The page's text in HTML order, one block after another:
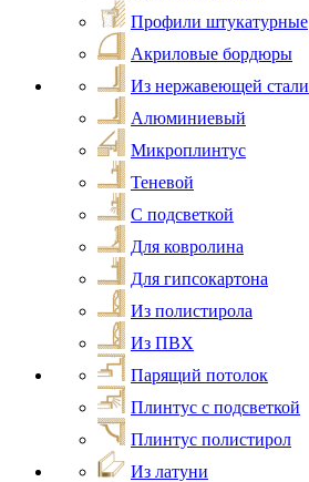
Профили штукатурные
Акриловые бордюры
Из нержавеющей стали
Алюминиевый
Микроплинтус
Теневой
С подсветкой
Для ковролина
Для гипсокартона
Из полистирола
Из ПВХ
Парящий потолок
Плинтус с подсветкой
Плинтус полистирол
Из латуни